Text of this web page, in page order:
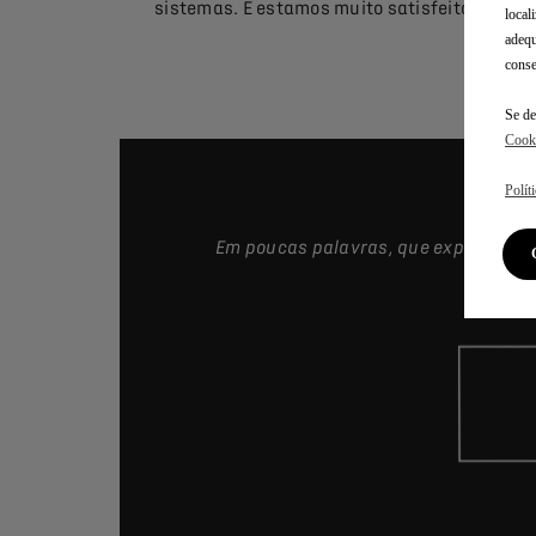
sistemas. E estamos muito satisfeitos por
Em poucas palavras, que
Se